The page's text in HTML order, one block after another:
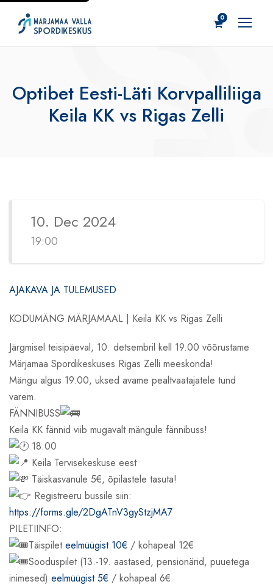
0
Optibet Eesti-Läti Korvpalliliiga
Keila KK vs Rigas Zelli
10. Dec 2024
19:00
AJAKAVA JA TULEMUSED
KODUMÄNG MÄRJAMAAL | Keila KK vs Rigas Zelli
Järgmisel teisipäeval, 10. detsembril kell 19.00 võõrustame
Märjamaa Spordikeskuses Rigas Zelli meeskonda!
Mängu algus 19.00, uksed avame pealtvaatajatele tund
varem.
FÄNNIBUSS
Keila KK fännid viib mugavalt mängule fännibuss!
18.00
Keila Tervisekeskuse eest
Täiskasvanule 5€, õpilastele tasuta!
Registreeru bussile siin:
https://forms.gle/2DgATnV3gyStzjMA7
PILETIINFO:
Täispileteelmüügist 10€ / kohapeal 12€
Sooduspilet (13.-19. aastased, pensionärid, puuetega
inimesed) eelmüügist 5€ / kohapeal 6€